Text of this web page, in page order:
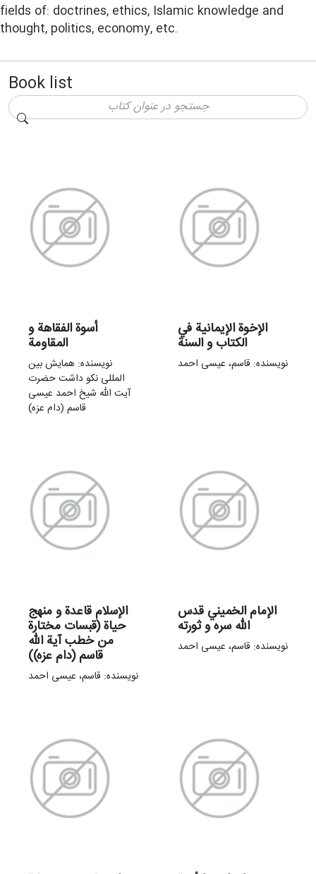
fields of: doctrines, ethics, Islamic knowledge and
thought, politics, economy, etc.
Book list
أسوة الفقاهة و
المقاومة
نویسنده: همایش بین
المللی نکو داشت حضرت
آیت الله شیخ احمد عیسی
قاسم (دام عزه)
الإخوة الإیمانیة في
الکتاب و السنة
نویسنده: قاسم، عیسی احمد
الإسلام قاعدة و منهج
حیاة (قبسات مختارة
من خطب آیة الله
قاسم (دام عزه))
نویسنده: قاسم، عیسی احمد
الإمام الخمیني قدس
الله سره و ثورته
نویسنده: قاسم، عیسی احمد